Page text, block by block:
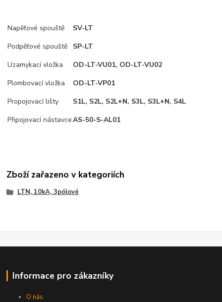
Napěťové spouště
SV-LT
Podpěťové spouště
SP-LT
Uzamykací vložka
OD-LT-VU01, OD-LT-VU02
Plombovací vložka
OD-LT-VP01
Propojovací lišty
S1L, S2L, S2L+N, S3L, S3L+N, S4L
Připojovací nástavceAS-50-S-AL01
Zboží zařazeno v kategoriích
LTN, 10kA, 3pólové
Informace pro zákazníky
O nás